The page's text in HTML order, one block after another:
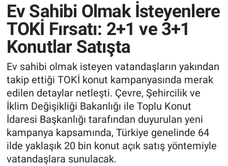
Ev Sahibi Olmak İsteyenlere
TOKİ Fırsatı: 2+1 ve 3+1
Konutlar Satışta
Ev sahibi olmak isteyen vatandaşların yakından
takip ettiği TOKİ konut kampanyasında merak
edilen detaylar netleşti. Çevre, Şehircilik ve
İklim Değişikliği Bakanlığı ile Toplu Konut
İdaresi Başkanlığı tarafından duyurulan yeni
kampanya kapsamında, Türkiye genelinde 64
ilde yaklaşık 20 bin konut açık satış yöntemiyle
vatandaşlara sunulacak.